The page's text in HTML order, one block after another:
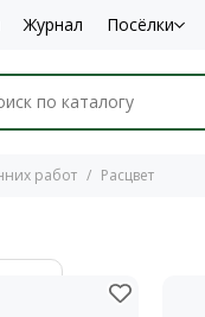
Журнал Посёлки
работ Расцвет